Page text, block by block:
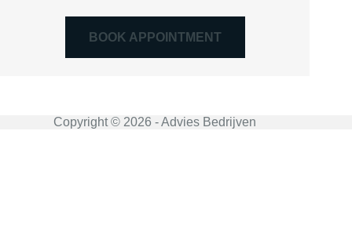
BOOK APPOINTMENT
Copyright © 2026 - Advies Bedrijven